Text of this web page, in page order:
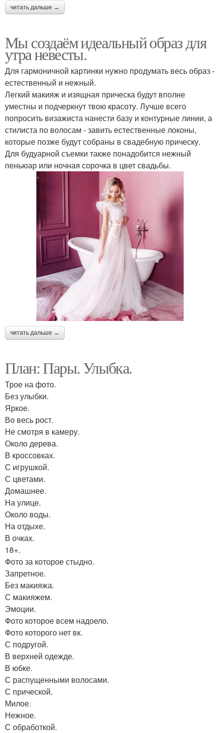
читать дальше →
Мы создаём идеальный образ для
утра невесты.
Для гармоничной картинки нужно продумать весь образ -
естественный и нежный.
Легкий макияж и изящная прическа будут вполне
уместны и подчеркнут твою красоту. Лучше всего
попросить визажиста нанести базу и контурные линии, а
стилиста по волосам - завить естественные локоны,
которые позже будут собраны в свадебную прическу.
Для будуарной съемки также понадобится нежный
пеньюар или ночная сорочка в цвет свадьбы.
читать дальше →
План: Пары. Улыбка.
Трое на фото.
Без улыбки.
Яркое.
Во весь рост.
Не смотря в камеру.
Около дерева.
В кроссовках.
С игрушкой.
С цветами.
Домашнее.
На улице.
Около воды.
На отдыхе.
В очках.
18+.
Фото за которое стыдно.
Запретное.
Без макияжа.
С макияжем.
Эмоции.
Фото которое всем надоело.
Фото которого нет вк.
С подругой.
В верхней одежде.
В юбке.
С распущенными волосами.
С прической.
Милое.
Нежное.
С обработкой.